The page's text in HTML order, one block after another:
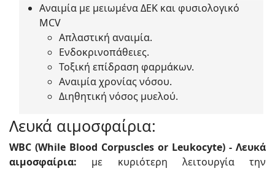
Αναιμία με μειωμένα ΔΕΚ και φυσιολογικό
MCV
Απλαστική αναιμία.
Ενδοκρινοπάθειες.
Τοξική επίδραση φαρμάκων.
Αναιμία χρονίας νόσου.
Διηθητική νόσος μυελού.
Λευκά αιμοσφαίρια:
WBC (While Blood Corpuscles or Leukocyte) - Λευκά
αιμοσφαίρια: με κυριότερη λειτουργία την